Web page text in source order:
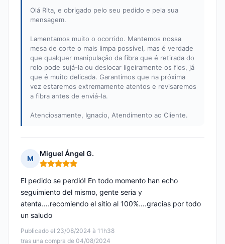
Olá Rita, e obrigado pelo seu pedido e pela sua
mensagem.
Lamentamos muito o ocorrido. Mantemos nossa
mesa de corte o mais limpa possível, mas é verdade
que qualquer manipulação da fibra que é retirada do
rolo pode sujá-la ou deslocar ligeiramente os fios, já
que é muito delicada. Garantimos que na próxima
vez estaremos extremamente atentos e revisaremos
a fibra antes de enviá-la.
Atenciosamente, Ignacio, Atendimento ao Cliente.
M
Miguel Ángel G.
Nota: 5 de 5
Publicado el 23/08/2024 à 11h38
tras una compra de 04/08/2024
El pedido se perdió! En todo momento han echo
seguimiento del mismo, gente seria y
atenta….recomiendo el sitio al 100%….gracias por todo
un saludo